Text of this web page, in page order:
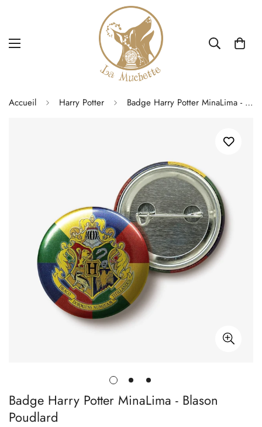
Accueil Harry Potter Badge Harry Potter MinaLima - Blason Poudlard
Badge Harry Potter MinaLima - Blason
Poudlard